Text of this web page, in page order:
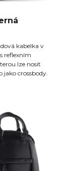
kabelka v
reflexním
lze nosit
jako crossbody.